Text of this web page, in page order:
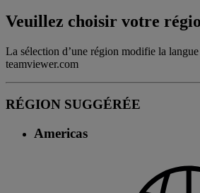
Veuillez choisir votre
La sélection d’une région modifie la
teamviewer.com
RÉGION SUGGÉRÉE
Americas